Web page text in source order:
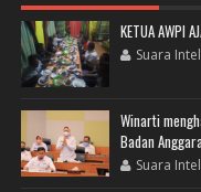
KETUA AWPI
Suara
Winarti
Badan
Suara